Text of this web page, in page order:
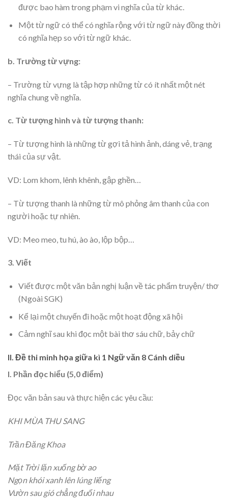
được bao hàm trong phạm vi nghĩa của từ khác.
Một từ ngữ có thể có nghĩa rộng với từ ngữ này đồng thời
có nghĩa hẹp so với từ ngữ khác.
b. Trường từ vựng:
– Trường từ vựng là tập hợp những từ có ít nhất một nét
nghĩa chung về nghĩa.
c. Từ tượng hình và từ tượng thanh:
– Từ tượng hình là những từ gợi tả hình ảnh, dáng vẻ, trạng
thái của sự vật.
VD: Lom khom, lênh khênh, gập ghền…
– Từ tượng thanh là những từ mô phỏng âm thanh của con
người hoặc tự nhiên.
VD: Meo meo, tu hú, ào ào, lộp bộp…
3. Viết
Viết được một văn bản nghị luận về tác phẩm truyện/ thơ
(Ngoài SGK)
Kể lại một chuyến đi hoặc một hoạt động xã hội
Cảm nghĩ sau khi đọc một bài thơ sáu chữ, bảy chữ
II. Đề thi minh họa giữa kì 1 Ngữ văn 8 Cánh diều
I. Phần đọc hiểu (5,0 điểm)
Đọc văn bản sau và thực hiện các yêu cầu:
KHI MÙA THU SANG
Trần Đăng Khoa
Mặt Trời lặn xuống bờ ao
Ngọn khói xanh lên lúng liếng
Vườn sau gió chẳng đuổi nhau